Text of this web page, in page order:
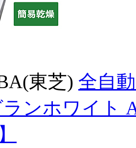
東芝) 全自
ンホワイト